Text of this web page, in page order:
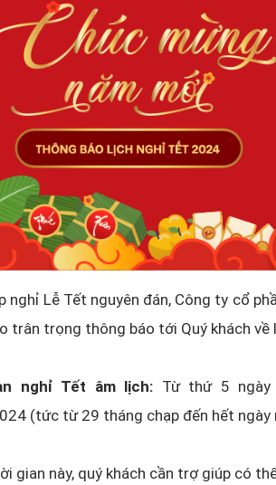
nghỉ Lễ Tết nguyên đán, Công ty cổ
trân trọng thông báo tới Quý khách
nghỉ Tết âm lịch: Từ thứ 5
(tức từ 29 tháng chạp đến hết ngày
gian này, quý khách cần trợ giúp có